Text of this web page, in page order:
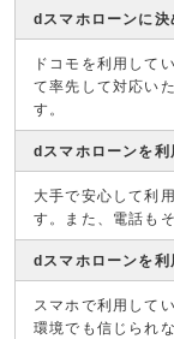
dスマホローンに決
ドコモを利用して
て率先して対応い
す。
dスマホローンを
大手で安心して利
す。また、電話も
dスマホローンを
スマホで利用して
環境でも信じられ